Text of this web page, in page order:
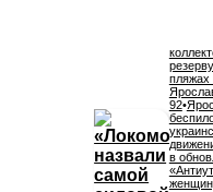
пляжах
92•
в